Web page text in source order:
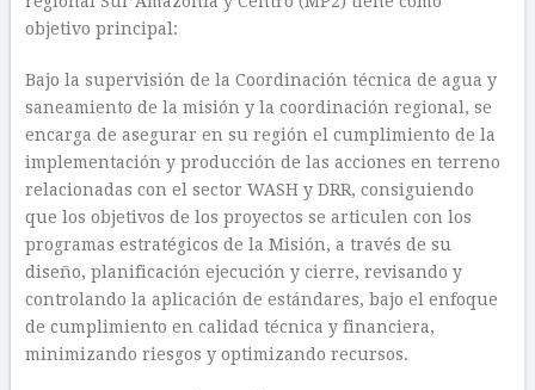
objetivo principal:
Bajo la supervisión de la Coordinación técnica de agua y
saneamiento de la misión y la coordinación regional, se
encarga de asegurar en su región el cumplimiento de la
implementación y producción de las acciones en terreno
relacionadas con el sector WASH y DRR, consiguiendo
que los objetivos de los proyectos se articulen con los
programas estratégicos de la Misión, a través de su
diseño, planificación ejecución y cierre, revisando y
controlando la aplicación de estándares, bajo el enfoque
de cumplimiento en calidad técnica y financiera,
minimizando riesgos y optimizando recursos.